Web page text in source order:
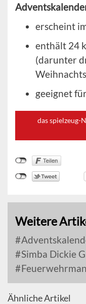
erscheint
enthält 24
(darunter
geeignet
das spielzeug-
Weitere
Simba Dickie
Ähnliche Artikel